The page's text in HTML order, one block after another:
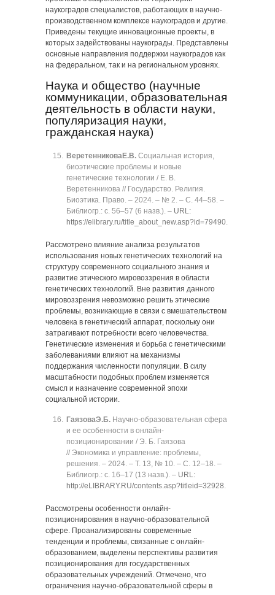
наукоградов специалистов, работающих в научно-
производственном комплексе наукоградов и другие.
Приведены текущие инновационные проекты, в
которых задействованы наукограды. Представлены
основные направления поддержки наукоградов как
на федеральном, так и на региональном уровнях.
Наука и общество (научные
коммуникации, образовательная
деятельность в области науки,
популяризация науки,
гражданская наука)
ВеретенниковаЕ.В. Социальная история,
биоэтические проблемы и новые
генетические технологии / Е. В.
Веретенникова // Государство. Религия.
Биоэтика. Право. ‒ 2024. ‒ № 2. ‒ C. 44‒58. ‒
Библиогр.: с. 56‒57 (6 назв.). ‒ URL:
https://elibrary.ru/title_about_new.asp?id=79490.
Рассмотрено влияние анализа результатов
использования новых генетических технологий на
структуру современного социального знания и
развитие этического мировоззрения в области
генетических технологий. Вне развития данного
мировоззрения невозможно решить этические
проблемы, возникающие в связи с вмешательством
человека в генетический аппарат, поскольку они
затрагивают потребности всего человечества.
Генетические изменения и борьба с генетическими
заболеваниями влияют на механизмы
поддержания численности популяции. В силу
масштабности подобных проблем изменяется
смысл и назначение современной эпохи
социальной истории.
ГаязоваЭ.Б. Научно-образовательная сфера
и ее особенности в онлайн-
позиционировании / Э. Б. Гаязова
// Экономика и управление: проблемы,
решения. ‒ 2024. ‒ Т. 13, № 10. ‒ C. 12‒18. ‒
Библиогр.: с. 16‒17 (13 назв.). ‒ URL:
http://eLIBRARY.RU/contents.asp?titleid=32928.
Рассмотрены особенности онлайн-
позиционирования в научно-образовательной
сфере. Проанализированы современные
тенденции и проблемы, связанные с онлайн-
образованием, выделены перспективы развития
позиционирования для государственных
образовательных учреждений. Отмечено, что
ограничения научно-образовательной сферы в